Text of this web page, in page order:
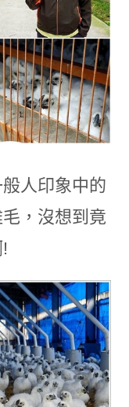
人印象中的
，沒想到竟